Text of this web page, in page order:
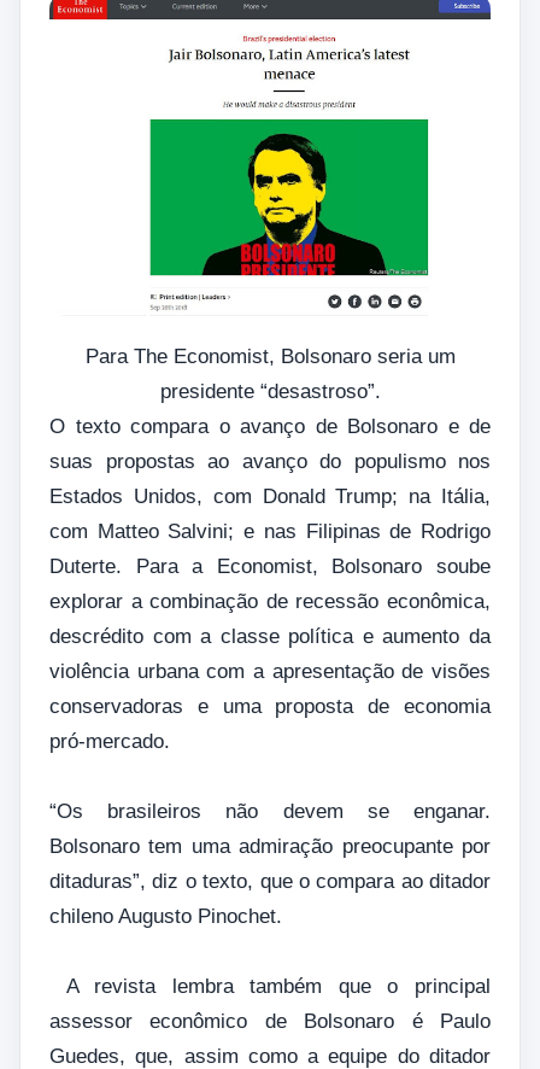
Para The Economist, Bolsonaro seria um
presidente “desastroso”.
O texto compara o avanço de Bolsonaro e de
suas propostas ao avanço do populismo nos
Estados Unidos, com Donald Trump; na Itália,
com Matteo Salvini; e nas Filipinas de Rodrigo
Duterte. Para a Economist, Bolsonaro soube
explorar a combinação de recessão econômica,
descrédito com a classe política e aumento da
violência urbana com a apresentação de visões
conservadoras e uma proposta de economia
pró-mercado.
“Os brasileiros não devem se enganar.
Bolsonaro tem uma admiração preocupante por
ditaduras”, diz o texto, que o compara ao ditador
chileno Augusto Pinochet.
A revista lembra também que o principal
assessor econômico de Bolsonaro é Paulo
Guedes, que, assim como a equipe do ditador